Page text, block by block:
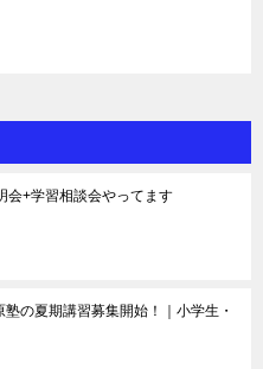
会+学習相談会やってます
の夏期講習募集開始！｜小学生・